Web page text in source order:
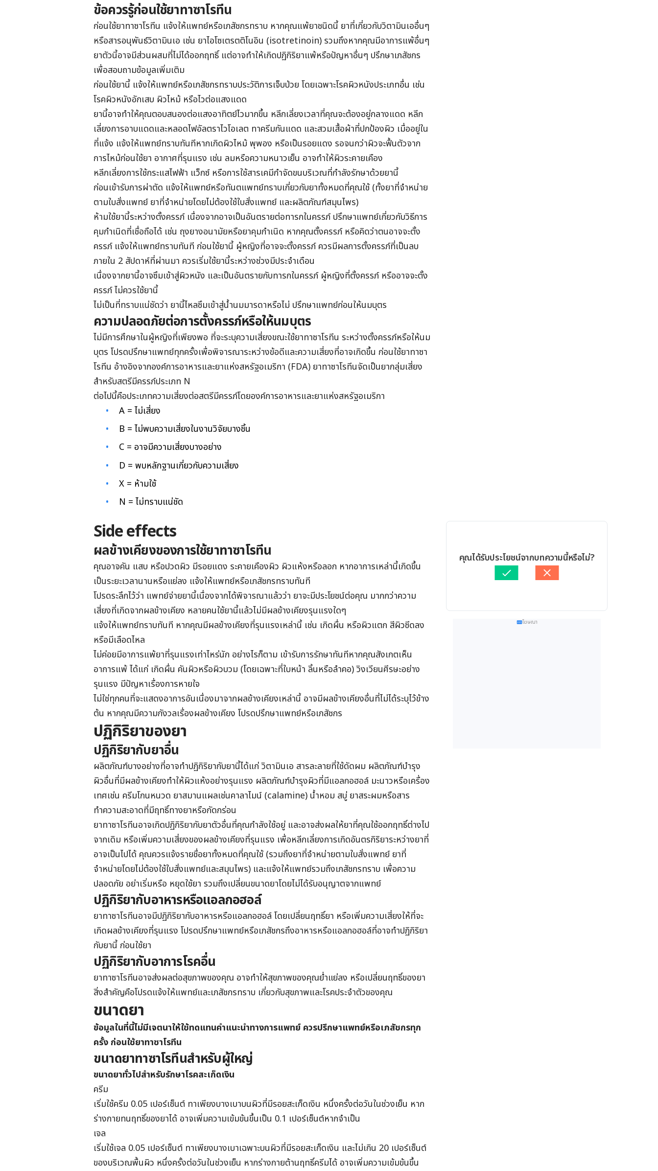
ข้อควรรู้ก่อนใช้ยาทาซาโรทีน
ก่อนใช้ยาทาซาโรทีน แจ้งให้แพทย์หรือเภสัชกรทราบ หากคุณแพ้ยาชนิดนี้ ยาที่เกี่ยวกับวิตามินเออื่นๆ
หรือสารอนุพันธ์วิตามินเอ เช่น ยาไอโซเตรตติโนอิน (isotretinoin) รวมถึงหากคุณมีอาการแพ้อื่นๆ
ยาตัวนี้อาจมีส่วนผสมที่ไม่ได้ออกฤทธิ์ แต่อาจทำให้เกิดปฏิกิริยาแพ้หรือปัญหาอื่นๆ ปรึกษาเภสัชกร
เพื่อสอบถามข้อมูลเพิ่มเติม
ก่อนใช้ยานี้ แจ้งให้แพทย์หรือเภสัชกรทราบประวัติการเจ็บป่วย โดยเฉพาะโรคผิวหนังประเภทอื่น เช่น
โรคผิวหนังอักเสบ ผิวไหม้ หรือไวต่อแสงแดด
ยานี้อาจทำให้คุณตอบสนองต่อแสงอาทิตย์ไวมากขึ้น หลีกเลี่ยงเวลาที่คุณจะต้องอยู่กลางแดด หลีก
เลี่ยงการอาบแดดและหลอดไฟอัลตราไวโอเลต ทาครีมกันแดด และสวมเสื้อผ้าที่ปกป้องผิว เมื่ออยู่ใน
ที่แจ้ง แจ้งให้แพทย์ทราบทันทีหากเกิดผิวไหม้ พุพอง หรือเป็นรอยแดง รอจนกว่าผิวจะฟื้นตัวจาก
การไหม้ก่อนใช้ยา อากาศที่รุนแรง เช่น ลมหรือความหนาวเย็น อาจทำให้ผิวระคายเคือง
หลีกเลี่ยงการใช้กระแสไฟฟ้า แว็กซ์ หรือการใช้สารเคมีกำจัดขนบริเวณที่กำลังรักษาด้วยยานี้
ก่อนเข้ารับการผ่าตัด แจ้งให้แพทย์หรือทันตแพทย์ทราบเกี่ยวกับยาทั้งหมดที่คุณใช้ (ทั้งยาที่จำหน่าย
ตามใบสั่งแพทย์ ยาที่จำหน่ายโดยไม่ต้องใช้ใบสั่งแพทย์ และผลิตภัณฑ์สมุนไพร)
ห้ามใช้ยานี้ระหว่างตั้งครรภ์ เนื่องจากอาจเป็นอันตรายต่อทารกในครรภ์ ปรึกษาแพทย์เกี่ยวกับวิธีการ
คุมกำเนิดที่เชื่อถือได้ เช่น ถุงยางอนามัยหรือยาคุมกำเนิด หากคุณตั้งครรภ์ หรือคิดว่าตนอาจจะตั้ง
ครรภ์ แจ้งให้แพทย์ทราบทันที ก่อนใช้ยานี้ ผู้หญิงที่อาจจะตั้งครรภ์ ควรมีผลการตั้งครรภ์ที่เป็นลบ
ภายใน 2 สัปดาห์ที่ผ่านมา ควรเริ่มใช้ยานี้ระหว่างช่วงมีประจำเดือน
เนื่องจากยานี้อาจซึมเข้าสู่ผิวหนัง และเป็นอันตรายกับทารกในครรภ์ ผู้หญิงที่ตั้งครรภ์ หรืออาจจะตั้ง
ครรภ์ ไม่ควรใช้ยานี้
ไม่เป็นที่ทราบแน่ชัดว่า ยานี้ไหลซึมเข้าสู่น้ำนมมารดาหรือไม่ ปรึกษาแพทย์ก่อนให้นมบุตร
ความปลอดภัยต่อการตั้งครรภ์หรือให้นมบุตร
ไม่มีการศึกษาในผู้หญิงที่เพียงพอ ที่จะระบุความเสี่ยงขณะใช้ยาทาซาโรทีน ระหว่างตั้งครรภ์หรือให้นม
บุตร โปรดปรึกษาแพทย์ทุกครั้งเพื่อพิจารณาระหว่างข้อดีและความเสี่ยงที่อาจเกิดขึ้น ก่อนใช้ยาทาซา
โรทีน อ้างอิงจากองค์การอาหารและยาแห่งสหรัฐอเมริกา (FDA) ยาทาซาโรทีนจัดเป็นยากลุ่มเสี่ยง
สำหรับสตรีมีครรภ์ประเภท N
ต่อไปนี้คือประเภทความเสี่ยงต่อสตรีมีครรภ์โดยองค์การอาหารและยาแห่งสหรัฐอเมริกา
A = ไม่เสี่ยง
B = ไม่พบความเสี่ยงในงานวิจัยบางชิ้น
C = อาจมีความเสี่ยงบางอย่าง
D = พบหลักฐานเกี่ยวกับความเสี่ยง
X = ห้ามใช้
N = ไม่ทราบแน่ชัด
Side effects
ผลข้างเคียงของการใช้ยาทาซาโรทีน
คุณอาจคัน แสบ หรือปวดผิว มีรอยแดง ระคายเคืองผิว ผิวแห้งหรือลอก หากอาการเหล่านี้เกิดขึ้น
เป็นระยะเวลานานหรือแย่ลง แจ้งให้แพทย์หรือเภสัชกรทราบทันที
โปรดระลึกไว้ว่า แพทย์จ่ายยานี้เนื่องจากได้พิจารณาแล้วว่า ยาจะมีประโยชน์ต่อคุณ มากกว่าความ
เสี่ยงที่เกิดจากผลข้างเคียง หลายคนใช้ยานี้แล้วไม่มีผลข้างเคียงรุนแรงใดๆ
แจ้งให้แพทย์ทราบทันที หากคุณมีผลข้างเคียงที่รุนแรงเหล่านี้ เช่น เกิดผื่น หรือผิวแตก สีผิวซีดลง
หรือมีเลือดไหล
ไม่ค่อยมีอาการแพ้ยาที่รุนแรงเท่าไหร่นัก อย่างไรก็ตาม เข้ารับการรักษาทันทีหากคุณสังเกตเห็น
อาการแพ้ ได้แก่ เกิดผื่น คันผิวหรือผิวบวม (โดยเฉพาะที่ใบหน้า ลิ้นหรือลำคอ) วิงเวียนศีรษะอย่าง
รุนแรง มีปัญหาเรื่องการหายใจ
ไม่ใช่ทุกคนที่จะแสดงอาการอันเนื่องมาจากผลข้างเคียงเหล่านี้ อาจมีผลข้างเคียงอื่นที่ไม่ได้ระบุไว้ข้าง
ต้น หากคุณมีความกังวลเรื่องผลข้างเคียง โปรดปรึกษาแพทย์หรือเภสัชกร
ปฏิกิริยาของยา
ปฏิกิริยากับยาอื่น
ผลิตภัณฑ์บางอย่างที่อาจทำปฏิกิริยากับยานี้ได้แก่ วิตามินเอ สารละลายที่ใช้ดัดผม ผลิตภัณฑ์บำรุง
ผิวอื่นที่มีผลข้างเคียงทำให้ผิวแห้งอย่างรุนแรง ผลิตภัณฑ์บำรุงผิวที่มีแอลกอฮอล์ มะนาวหรือเครื่อง
เทศเช่น ครีมโกนหนวด ยาสมานแผลเช่นคาลาไมน์ (calamine) น้ำหอม สบู่ ยาสระผมหรือสาร
ทำความสะอาดที่มีฤทธิ์ทางยาหรือกัดกร่อน
ยาทาซาโรทีนอาจเกิดปฏิกิริยากับยาตัวอื่นที่คุณกำลังใช้อยู่ และอาจส่งผลให้ยาที่คุณใช้ออกฤทธิ์ต่างไป
จากเดิม หรือเพิ่มความเสี่ยงของผลข้างเคียงที่รุนแรง เพื่อหลีกเลี่ยงการเกิดอันตรกิริยาระหว่างยาที่
อาจเป็นไปได้ คุณควรแจ้งรายชื่อยาทั้งหมดที่คุณใช้ (รวมถึงยาที่จำหน่ายตามใบสั่งแพทย์ ยาที่
จำหน่ายโดยไม่ต้องใช้ใบสั่งแพทย์และสมุนไพร) และแจ้งให้แพทย์รวมถึงเภสัชกรทราบ เพื่อความ
ปลอดภัย อย่าเริ่มหรือ หยุดใช้ยา รวมถึงเปลี่ยนขนาดยาโดยไม่ได้รับอนุญาตจากแพทย์
ปฏิกิริยากับอาหารหรือแอลกอฮอล์
ยาทาซาโรทีนอาจมีปฏิกิริยากับอาหารหรือแอลกอฮอล์ โดยเปลี่ยนฤทธิ์ยา หรือเพิ่มความเสี่ยงให้ที่จะ
เกิดผลข้างเคียงที่รุนแรง โปรดปรึกษาแพทย์หรือเภสัชกรถึงอาหารหรือแอลกอฮอล์ที่อาจทำปฏิกิริยา
กับยานี้ ก่อนใช้ยา
ปฏิกิริยากับอาการโรคอื่น
ยาทาซาโรทีนอาจส่งผลต่อสุขภาพของคุณ อาจทำให้สุขภาพของคุณย่ำแย่ลง หรือเปลี่ยนฤทธิ์ของยา
สิ่งสำคัญคือโปรดแจ้งให้แพทย์และเภสัชกรทราบ เกี่ยวกับสุขภาพและโรคประจำตัวของคุณ
ขนาดยา
ข้อมูลในที่นี้ไม่มีเจตนาให้ใช้ทดแทนคำแนะนำทางการแพทย์ ควรปรึกษาแพทย์หรือเภสัชกรทุก
ครั้ง ก่อนใช้ยาทาซาโรทีน
ขนาดยาทาซาโรทีนสำหรับผู้ใหญ่
ขนาดยาทั่วไปสำหรับรักษาโรคสะเก็ดเงิน
ครีม
เริ่มใช้ครีม 0.05 เปอร์เซ็นต์ ทาเพียงบางเบาบนผิวที่มีรอยสะเก็ดเงิน หนึ่งครั้งต่อวันในช่วงเย็น หาก
ร่างกายทนฤทธิ์ของยาได้ อาจเพิ่มความเข้มข้นขึ้นเป็น 0.1 เปอร์เซ็นต์หากจำเป็น
เจล
เริ่มใช้เจล 0.05 เปอร์เซ็นต์ ทาเพียงบางเบาเฉพาะบนผิวที่มีรอยสะเก็ดเงิน และไม่เกิน 20 เปอร์เซ็นต์
ของบริเวณพื้นผิว หนึ่งครั้งต่อวันในช่วงเย็น หากร่างกายต้านฤทธิ์ครีมได้ อาจเพิ่มความเข้มข้นขึ้น
คุณได้รับประโยชน์จากบทความนี้หรือไม่?
โฆษณา